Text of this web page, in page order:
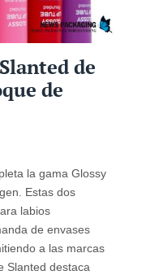
de
de
la gama Glossy
Estas dos
labios
de envases
a las marcas
Slanted destaca